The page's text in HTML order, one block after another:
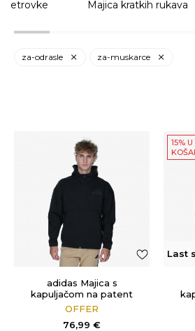
Majica kratkih rukava
za-odrasle za-muskarce
adidas Majica s
kapuljačom na patent
Z.N.E.
OFFER
76,99 €
15% U
Last